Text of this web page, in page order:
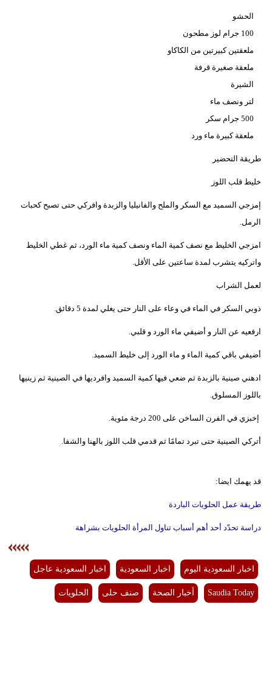
الحشو
ملعقتين كبيرتين من الكاكاو
ملعقة صغيرة قرفة
الشيرة
لتر ونصف ماء
ملعقة كبيرة ماء ورد
طريقة التحضير
خليط قلب اللوز
إمزجي السميد مع السكر والملح والفانيليا والزبدة وافركي حتى تصبح كحبات
الرمل.
امزجي الخليط مع نصف كمية الماء ونصف كمية ماء الورد، ثم غطي الخليط
واتركيه يتشرب لمدة ساعتين على الأقل.
لعمل الشراب
ذوبي السكر في الماء في وعاء على النار حتى يغلي لمدة 5 دقائق.
ارفعيه عن النار و أضيفي ماء الورد و قلبي.
أضيفي باقي كمية الماء و ماء الورد إلى خليط السميد.
ادهني صينية بالزبدة ثم ضعي فيها كمية السميد وافرديها في الصينية ثم زينيها
باللوز المسلوق.
إخبزي في الفرن الساخن على 200 درجة مئوية.
أتركي الصينية حتى تبرد تمامًا ثم قدمي قلب اللوز بالهنا والشفا.
قد يهمك ايضا:
طريقة عمل الحلويات الباردة
دراسة تحدّد أحد أهم أسباب تناول المرأة الحلويات بشراهة
اخبار السعودية اليوم اخبار السعودية اخبار السعودية عاجل
Saudia Today أخبار الصحة صنف حلى الحلويات